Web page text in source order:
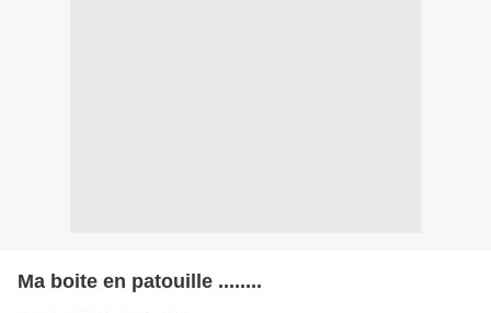
Ma boite en patouille ........